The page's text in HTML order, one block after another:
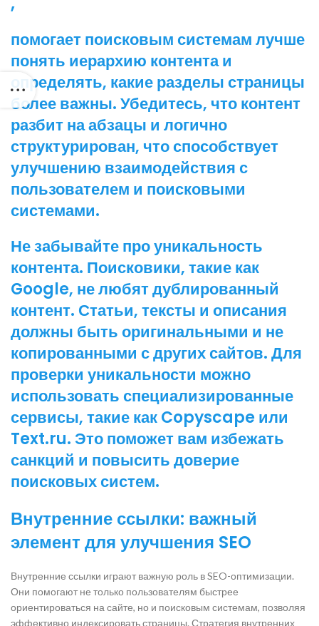
помогает поисковым системам лучше
понять иерархию контента и
определять, какие разделы страницы
более важны. Убедитесь, что контент
разбит на абзацы и логично
структурирован, что способствует
улучшению взаимодействия с
пользователем и поисковыми
системами.
Не забывайте про уникальность
контента. Поисковики, такие как
Google, не любят дублированный
контент. Статьи, тексты и описания
должны быть оригинальными и не
копированными с других сайтов. Для
проверки уникальности можно
использовать специализированные
сервисы, такие как Copyscape или
Text.ru. Это поможет вам избежать
санкций и повысить доверие
поисковых систем.
Внутренние ссылки: важный
элемент для улучшения SEO
Внутренние ссылки играют важную роль в SEO-оптимизации.
Они помогают не только пользователям быстрее
ориентироваться на сайте, но и поисковым системам, позволяя
эффективно индексировать страницы. Стратегия внутренних